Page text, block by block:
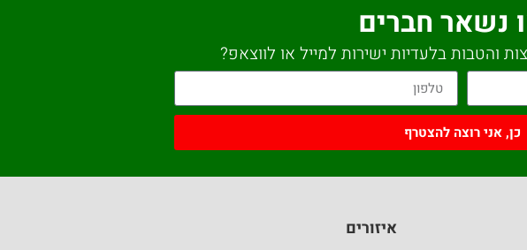
נשאר חברים
והטבות בלעדיות ישירות למייל או לווצאפ?
כן, אני רוצה להצטרף
איזורים